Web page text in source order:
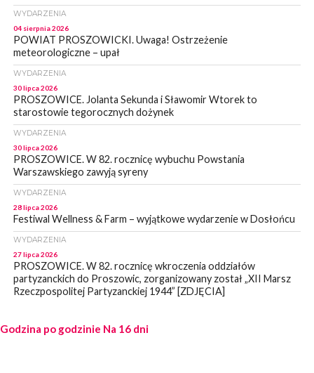
WYDARZENIA
04 sierpnia 2026
POWIAT PROSZOWICKI. Uwaga! Ostrzeżenie
meteorologiczne – upał
WYDARZENIA
30 lipca 2026
PROSZOWICE. Jolanta Sekunda i Sławomir Wtorek to
starostowie tegorocznych dożynek
WYDARZENIA
30 lipca 2026
PROSZOWICE. W 82. rocznicę wybuchu Powstania
Warszawskiego zawyją syreny
WYDARZENIA
28 lipca 2026
Festiwal Wellness & Farm – wyjątkowe wydarzenie w Dosłońcu
WYDARZENIA
27 lipca 2026
PROSZOWICE. W 82. rocznicę wkroczenia oddziałów
partyzanckich do Proszowic, zorganizowany został „XII Marsz
Rzeczpospolitej Partyzanckiej 1944” [ZDJĘCIA]
27 lipca 2026
PROSZOWICE. Po burzy uszkodzone słupy enegeryczne.
Godzina po godzinie Na 16 dni